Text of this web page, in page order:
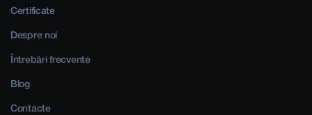
Certificate
Despre noi
Întrebări frecvente
Blog
Contacte